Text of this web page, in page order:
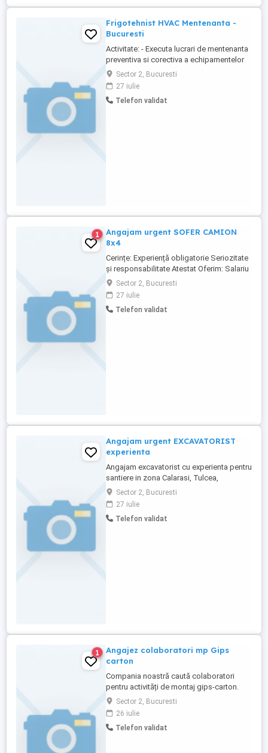
Frigotehnist HVAC Mentenanta -
Bucuresti
Activitate: - Executa lucrari de mentenanta
preventiva si corectiva a echipamentelor
industriale HVAC - Incarcare cu freon,
schimbare ulei, incuire ventiloare -
Echipamentele sunt in cladiri de birouri
Cerinte: - Experienta in instalatii HVAC +
Sector 2, Bucuresti
27 iulie
Telefon validat
1
Angajam urgent SOFER CAMION
8x4
Cerințe: Experiență obligatorie Seriozitate
și responsabilitate Atestat Oferim: Salariu
atractiv (în funcție de experiență) cu plata
la timp Contract de muncă Începere
imediată Loc munca: santiere Calarasi,
Tulcea, Constanta Telefon:
Sector 2, Bucuresti
27 iulie
Telefon validat
Angajam urgent EXCAVATORIST
experienta
Angajam excavatorist cu experienta pentru
santiere in zona Calarasi, Tulcea,
Bucuresti. Cerințe: Experiență în operarea
excavatorului Seriozitate și
responsabilitate Atestat operator utilaje
(avantaj) Oferim: Salariu atractiv (în funcție
Sector 2, Bucuresti
27 iulie
Telefon validat
1
Angajez colaboratori mp Gips
carton
Compania noastră caută colaboratori
pentru activități de montaj gips-carton.
Candidatul ideal va avea experiență în
lucrul cu plăci de gips-carton, inclusiv
tăiere, fixare și finisare. Responsabilitățile
principale vor include pregătirea
Sector 2, Bucuresti
26 iulie
Telefon validat